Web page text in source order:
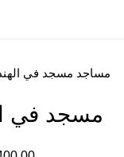
مساجد مسجد في
مسجد في